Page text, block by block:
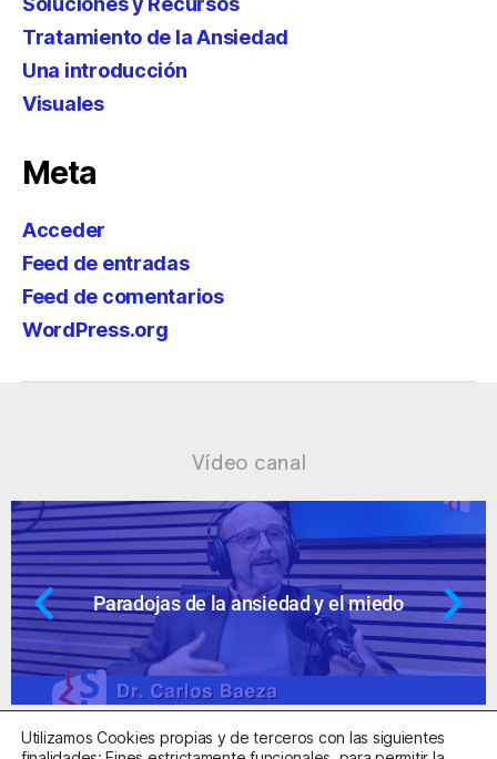
Tratamiento de la Ansiedad
Una introducción
Visuales
Meta
Acceder
Feed de entradas
Feed de comentarios
WordPress.org
Vídeo canal
y el miedo Ansiedad:
Utilizamos Cookies propias y de terceros con las siguientes